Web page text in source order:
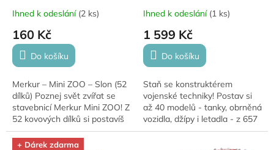
Ihned k odeslání (2 ks)
160 Kč
Do košíku
Merkur – Mini ZOO – Slon (52
dílků) Poznej svět zvířat se
stavebnicí Merkur Mini ZOO! Z
52 kovových dílků si postavíš
roztomilého slona, který rozvíjí
kreativitu,...
Ihned k odeslání (1 ks)
1 599 Kč
Do košíku
Staň se konstruktérem
vojenské techniky! Postav si
až 40 modelů - tanky, obrněná
vozidla, džípy i letadla - z 657
kovových dílků legendární
+ Dárek zdarma